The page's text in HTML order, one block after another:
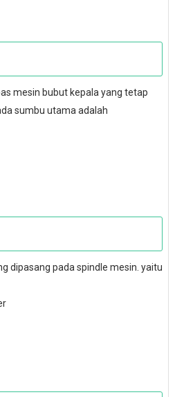
mesin bubut kepala yang tetap
sumbu utama adalah
dipasang pada spindle mesin. yaitu